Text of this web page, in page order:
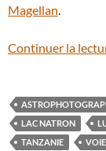
Magellan.
Continuer la
LAC NATRON
TANZANIE